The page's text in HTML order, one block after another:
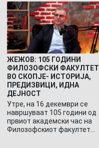
ЖЕЖОВ: 105 ГОДИНИ
ФИЛОЗОФСКИ ФАКУЛТЕТ
ВО СКОПЈЕ- ИСТОРИЈА,
ПРЕДИЗВИЦИ, ИДНА
ДЕЈНОСТ
Утре, на 16 декември се
навршуваат 105 години од
првиот академски час на
Филозофскиот факултет…